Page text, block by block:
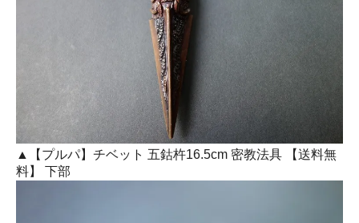
▲【プルパ】チベット 五鈷杵16.5cm 密教法具 【送料無
料】 下部